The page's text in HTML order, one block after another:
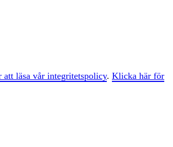
läsa vår integritetspolicy. Klicka här för